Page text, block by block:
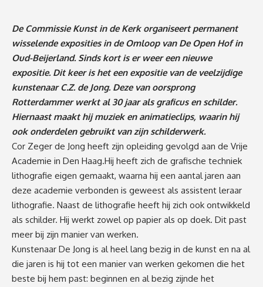
De Commissie Kunst in de Kerk organiseert permanent
wisselende exposities in de Omloop van De Open Hof in
Oud-Beijerland. Sinds kort is er weer een nieuwe
expositie. Dit keer is het een expositie van de veelzijdige
kunstenaar C.Z. de Jong. Deze van oorsprong
Rotterdammer werkt al 30 jaar als graficus en schilder.
Hiernaast maakt hij muziek en animatieclips, waarin hij
ook onderdelen gebruikt van zijn schilderwerk.
Cor Zeger de Jong heeft zijn opleiding gevolgd aan de Vrije
Academie in Den Haag.Hij heeft zich de grafische techniek
lithografie eigen gemaakt, waarna hij een aantal jaren aan
deze academie verbonden is geweest als assistent leraar
lithografie. Naast de lithografie heeft hij zich ook ontwikkeld
als schilder. Hij werkt zowel op papier als op doek. Dit past
meer bij zijn manier van werken.
Kunstenaar De Jong is al heel lang bezig in de kunst en na al
die jaren is hij tot een manier van werken gekomen die het
beste bij hem past: beginnen en al bezig zijnde het